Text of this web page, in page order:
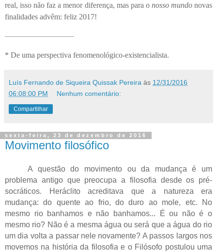
real, isso não faz a menor diferença, mas para o nosso mundonovas
finalidades advêm: feliz 2017!
* De uma perspectiva fenomenológico-existencialista.
Luís Fernando de Siqueira Quissak Pereira às 12/31/2016
06:08:00 PM
Nenhum comentário:
Compartilhar
sexta-feira, 23 de dezembro de 2016
Movimento filosófico
A questão do movimento ou da mudança é um
problema antigo que preocupa a filosofia desde os pré-
socráticos. Heráclito acreditava que a natureza era
mudança: do quente ao frio, do duro ao mole, etc. No
mesmo rio banhamos e não banhamos... É ou não é o
mesmo rio? Não é a mesma água ou será que a água do rio
um dia volta a passar nele novamente? A passos largos nos
movemos na história da filosofia e o Filósofo postulou uma